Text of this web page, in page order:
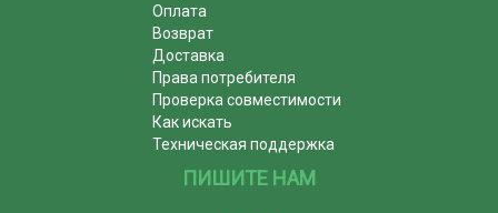
Оплата
Возврат
Доставка
Права потребителя
Проверка совместимости
Как искать
Техническая поддержка
ПИШИТЕ НАМ